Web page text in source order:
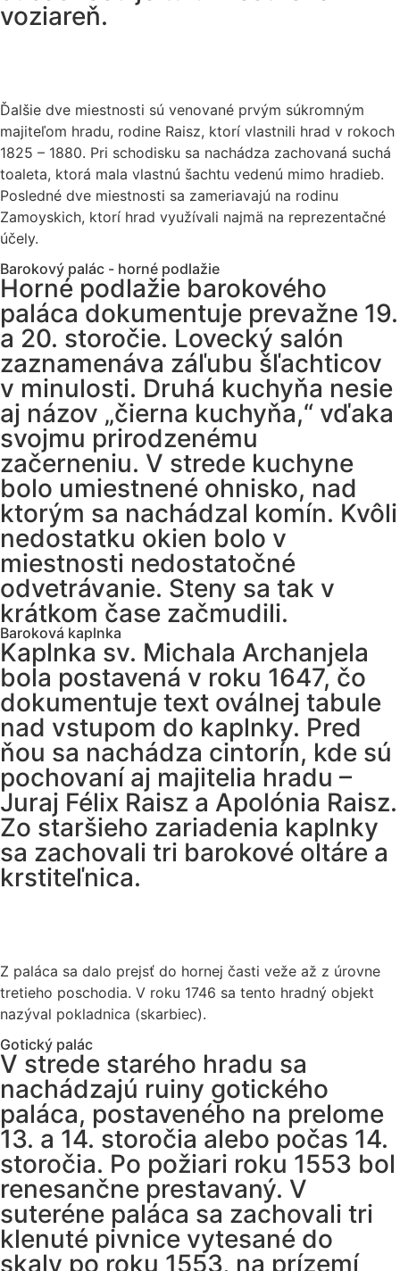
voziareň.
Ďalšie dve miestnosti sú venované prvým súkromným
majiteľom hradu, rodine Raisz, ktorí vlastnili hrad v rokoch
1825 – 1880. Pri schodisku sa nachádza zachovaná suchá
toaleta, ktorá mala vlastnú šachtu vedenú mimo hradieb.
Posledné dve miestnosti sa zameriavajú na rodinu
Zamoyskich, ktorí hrad využívali najmä na reprezentačné
účely.
Barokový palác - horné podlažie
Horné podlažie barokového
paláca dokumentuje prevažne 19.
a 20. storočie. Lovecký salón
zaznamenáva záľubu šľachticov
v minulosti. Druhá kuchyňa nesie
aj názov „čierna kuchyňa,“ vďaka
svojmu prirodzenému
začerneniu. V strede kuchyne
bolo umiestnené ohnisko, nad
ktorým sa nachádzal komín. Kvôli
nedostatku okien bolo v
miestnosti nedostatočné
odvetrávanie. Steny sa tak v
krátkom čase začmudili.
Baroková kaplnka
Kaplnka sv. Michala Archanjela
bola postavená v roku 1647, čo
dokumentuje text oválnej tabule
nad vstupom do kaplnky. Pred
ňou sa nachádza cintorín, kde sú
pochovaní aj majitelia hradu –
Juraj Félix Raisz a Apolónia Raisz.
Zo staršieho zariadenia kaplnky
sa zachovali tri barokové oltáre a
krstiteľnica.
Z paláca sa dalo prejsť do hornej časti veže až z úrovne
tretieho poschodia. V roku 1746 sa tento hradný objekt
nazýval pokladnica (skarbiec).
Gotický palác
V strede starého hradu sa
nachádzajú ruiny gotického
paláca, postaveného na prelome
13. a 14. storočia alebo počas 14.
storočia. Po požiari roku 1553 bol
renesančne prestavaný. V
suteréne paláca sa zachovali tri
klenuté pivnice vytesané do
skaly po roku 1553, na prízemí